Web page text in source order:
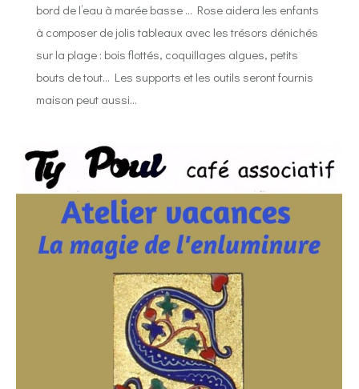
bord de l’eau à marée basse … Rose aidera les enfants
à composer de jolis tableaux avec les trésors dénichés
sur la plage : bois flottés, coquillages algues, petits
bouts de tout… Les supports et les outils seront fournis
maison peut aussi…